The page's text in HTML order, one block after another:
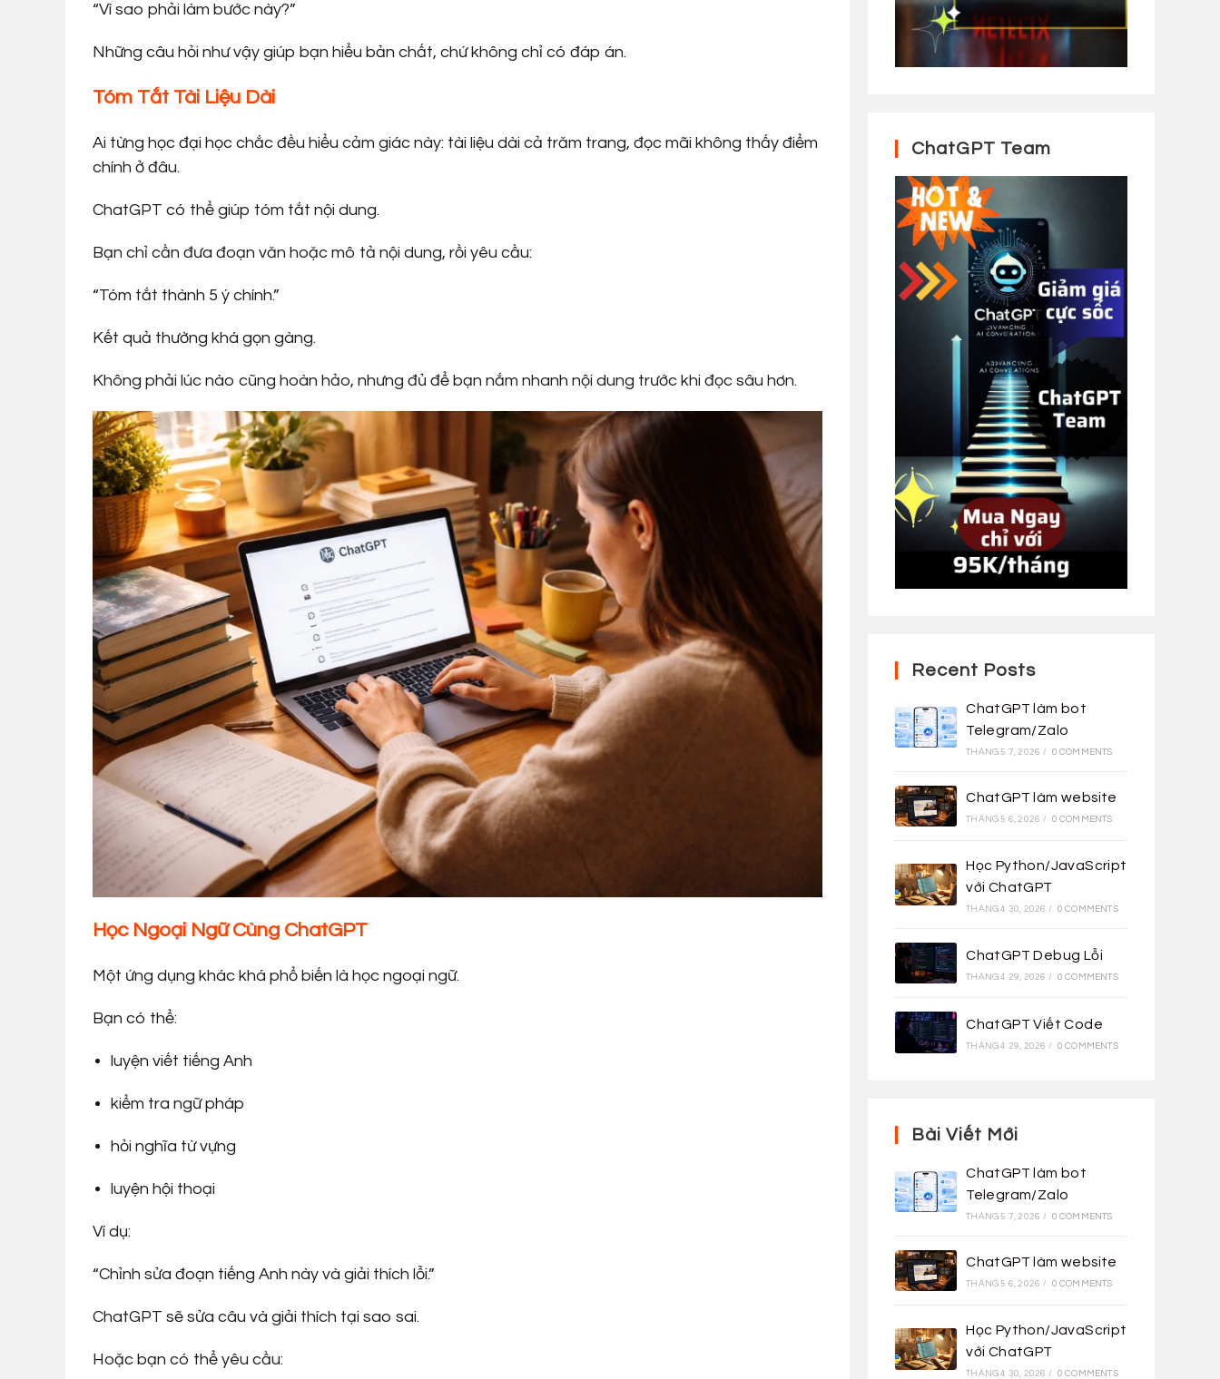
“Vì sao phải làm bước này?”
Những câu hỏi như vậy giúp bạn hiểu bản chất, chứ không chỉ có đáp án.
Tóm Tắt Tài Liệu Dài
Ai từng học đại học chắc đều hiểu cảm giác này: tài liệu dài cả trăm trang, đọc mãi không thấy điểm
chính ở đâu.
ChatGPT có thể giúp tóm tắt nội dung.
Bạn chỉ cần đưa đoạn văn hoặc mô tả nội dung, rồi yêu cầu:
“Tóm tắt thành 5 ý chính.”
Kết quả thường khá gọn gàng.
Không phải lúc nào cũng hoàn hảo, nhưng đủ để bạn nắm nhanh nội dung trước khi đọc sâu hơn.
Học Ngoại Ngữ Cùng ChatGPT
Một ứng dụng khác khá phổ biến là học ngoại ngữ.
Bạn có thể:
luyện viết tiếng Anh
kiểm tra ngữ pháp
hỏi nghĩa từ vựng
luyện hội thoại
Ví dụ:
“Chỉnh sửa đoạn tiếng Anh này và giải thích lỗi.”
ChatGPT sẽ sửa câu và giải thích tại sao sai.
Hoặc bạn có thể yêu cầu:
ChatGPT Team
Recent Posts
ChatGPT làm bot
Telegram/Zalo
THÁNG 5 7, 2026 / 0 COMMENTS
ChatGPT làm website
THÁNG 5 6, 2026 / 0 COMMENTS
Học Python/JavaScript
với ChatGPT
THÁNG 4 30, 2026 / 0 COMMENTS
ChatGPT Debug Lỗi
THÁNG 4 29, 2026 / 0 COMMENTS
ChatGPT Viết Code
THÁNG 4 29, 2026 / 0 COMMENTS
Bài Viết Mới
ChatGPT làm bot
Telegram/Zalo
THÁNG 5 7, 2026 / 0 COMMENTS
ChatGPT làm website
THÁNG 5 6, 2026 / 0 COMMENTS
Học Python/JavaScript
với ChatGPT
THÁNG 4 30, 2026 / 0 COMMENTS